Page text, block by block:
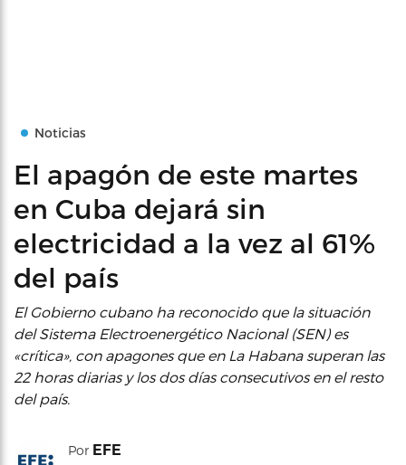
Noticias
El apagón de este martes
en Cuba dejará sin
electricidad a la vez al 61%
del país
El Gobierno cubano ha reconocido que la situación
del Sistema Electroenergético Nacional (SEN) es
«crítica», con apagones que en La Habana superan las
22 horas diarias y los dos días consecutivos en el resto
del país.
Por EFE